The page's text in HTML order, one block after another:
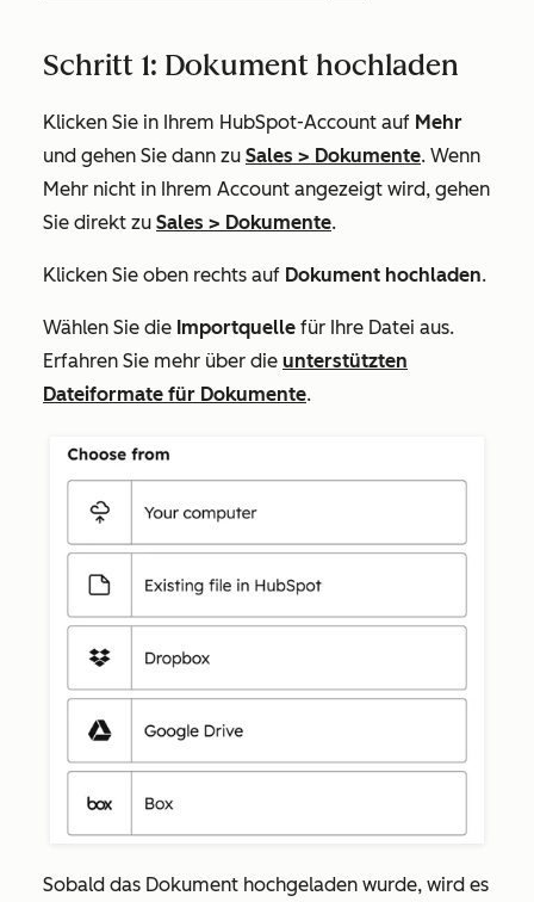
Schritt 1: Dokument hochladen
Klicken Sie in Ihrem HubSpot-Account auf Mehr
und gehen Sie dann zu Sales > Dokumente. Wenn
Mehr nicht in Ihrem Account angezeigt wird, gehen
Sie direkt zu Sales > Dokumente.
Klicken Sie oben rechts auf Dokument hochladen.
Wählen Sie die Importquelle für Ihre Datei aus.
Erfahren Sie mehr über die unterstützten
Dateiformate für Dokumente.
Sobald das Dokument hochgeladen wurde, wird es